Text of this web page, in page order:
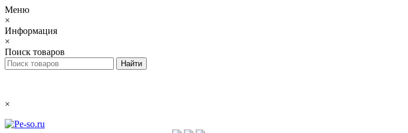
Меню
×
Информация
×
Поиск товаров
×